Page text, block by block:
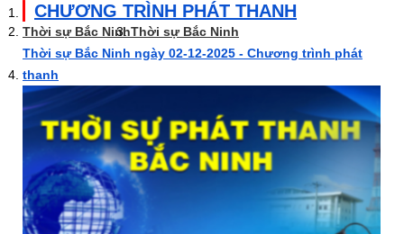
CHƯƠNG TRÌNH PHÁT THANH
Thời sự Bắc NinhThời sự Bắc Ninh
Thời sự Bắc Ninh ngày 02-12-2025 - Chương trình phát
thanh